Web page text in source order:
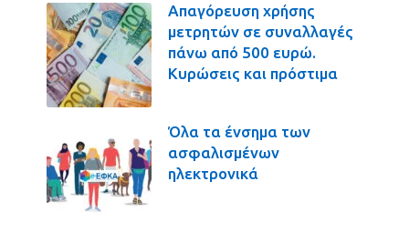
Απαγόρευση χρήσης
μετρητών σε συναλλαγές
πάνω από 500 ευρώ.
Κυρώσεις και πρόστιμα
Όλα τα ένσημα των
ασφαλισμένων
ηλεκτρονικά